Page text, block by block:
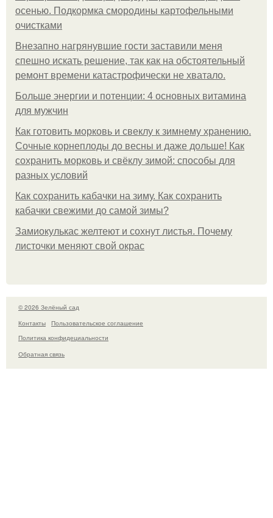
осенью. Подкормка смородины картофельными
очистками
Внезапно нагрянувшие гости заставили меня
спешно искать решение, так как на обстоятельный
ремонт времени катастрофически не хватало.
Больше энергии и потенции: 4 основных витамина
для мужчин
Как готовить морковь и свеклу к зимнему хранению.
Сочные корнеплоды до весны и даже дольше! Как
сохранить морковь и свёклу зимой: способы для
разных условий
Как сохранить кабачки на зиму. Как сохранить
кабачки свежими до самой зимы?
Замиокулькас желтеют и сохнут листья. Почему
листочки меняют свой окрас
© 2026 Зелёный сад
Контакты
Пользовательское соглашение
Политика конфидециальности
Обратная связь